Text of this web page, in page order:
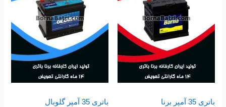
باتری 35 آمپر برنا باتری 35 آمپر گلوبال